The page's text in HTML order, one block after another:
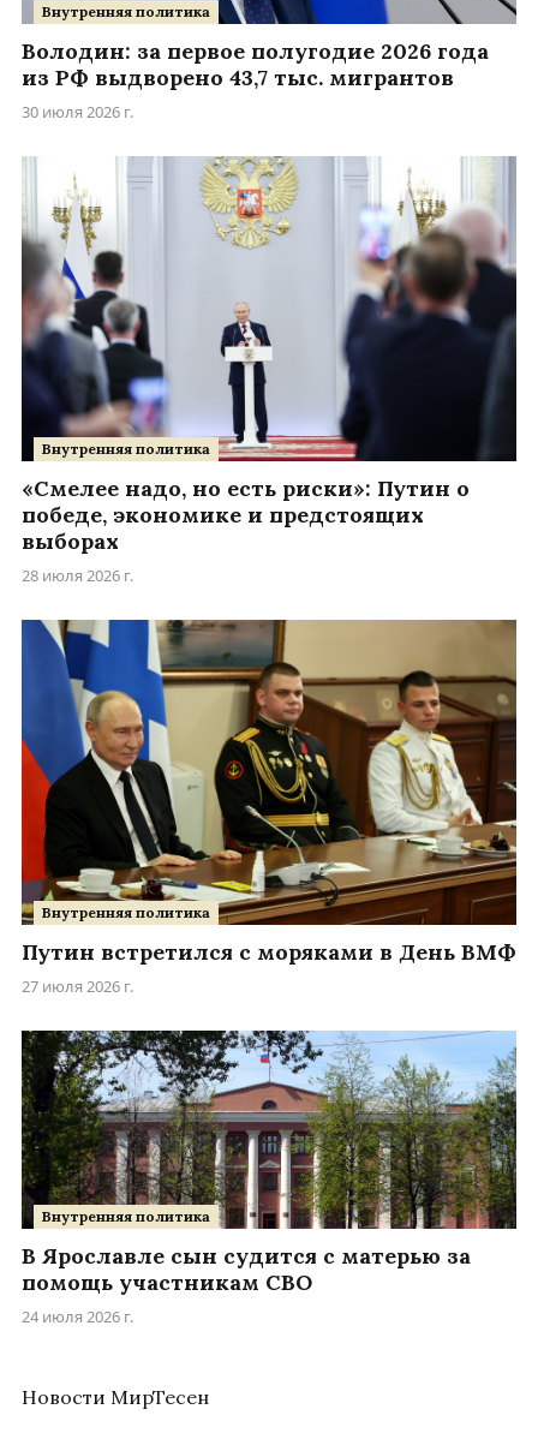
Внутренняя политика
Володин: за первое полугодие 2026 года
из РФ выдворено 43,7 тыс. мигрантов
30 июля 2026 г.
Внутренняя политика
«Смелее надо, но есть риски»: Путин о
победе, экономике и предстоящих
выборах
28 июля 2026 г.
Внутренняя политика
Путин встретился с моряками в День ВМФ
27 июля 2026 г.
Внутренняя политика
В Ярославле сын судится с матерью за
помощь участникам СВО
24 июля 2026 г.
Новости МирТесен